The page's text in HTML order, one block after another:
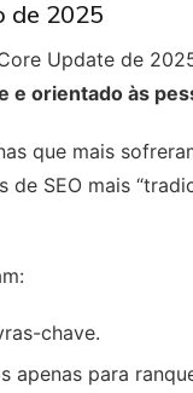
de 2025
Update de
e orientado às
que mais
de SEO mais
chave.
apenas para